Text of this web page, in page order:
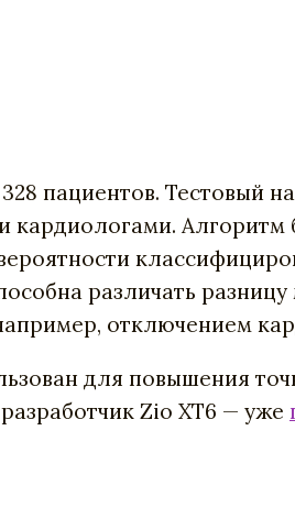
пациентов. Тестовый
Алгоритм
различать
отключением
для повышения
Zio XT6 — уже